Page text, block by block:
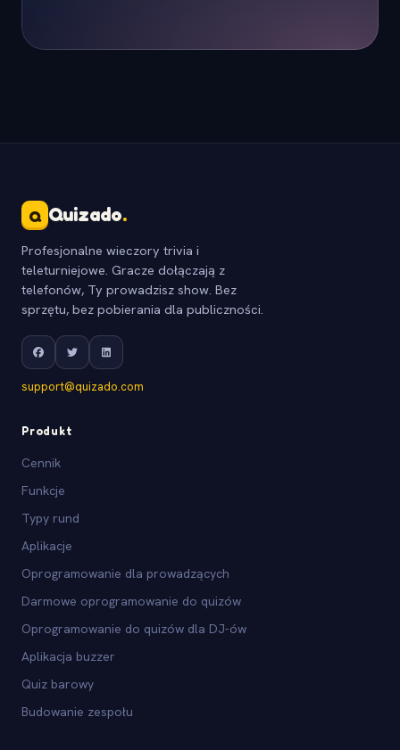
Q Quizado.
Profesjonalne wieczory trivia i
teleturniejowe. Gracze dołączają z
telefonów, Ty prowadzisz show. Bez
sprzętu, bez pobierania dla publiczności.
support@quizado.com
Produkt
Cennik
Funkcje
Typy rund
Aplikacje
Oprogramowanie dla prowadzących
Darmowe oprogramowanie do quizów
Oprogramowanie do quizów dla DJ-ów
Aplikacja buzzer
Quiz barowy
Budowanie zespołu